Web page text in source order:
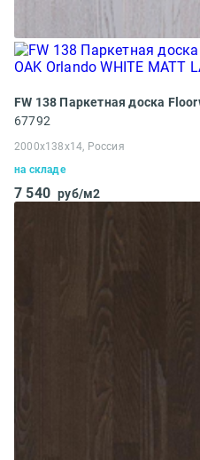
67792
2000x138x14, Россия
на складе
7 540 руб/м2